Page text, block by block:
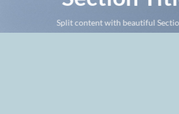
Split content with beautiful